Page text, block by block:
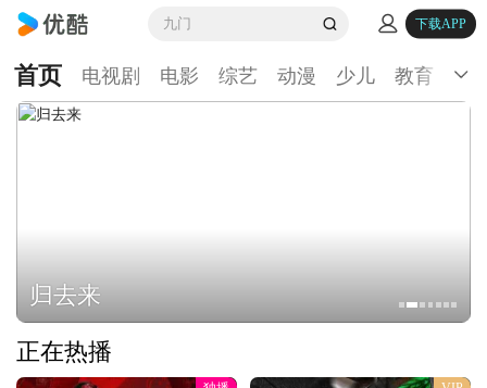
九门 下载APP
首页 电视剧 电影 综艺 动漫 少儿 教育 生
归去来
正在热播